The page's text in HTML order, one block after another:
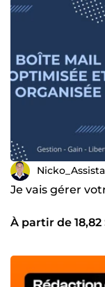
Je vais gérer
À partir de 18,82